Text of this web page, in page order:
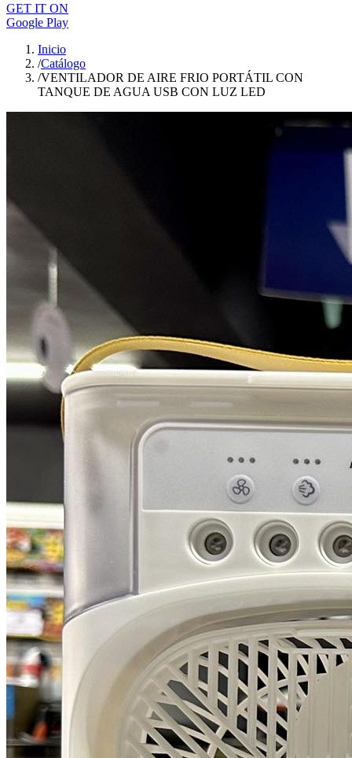
GET IT ON
Google Play
Inicio
/Catálogo
/VENTILADOR DE AIRE FRIO PORTÁTIL CON
TANQUE DE AGUA USB CON LUZ LED